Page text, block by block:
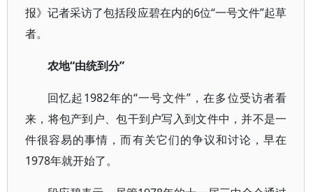
报》记者采访了包括段应碧在内的6位“一号文件”起草
者。
农地“由统到分”
回忆起1982年的“一号文件”，在多位受访者看
来，将包产到户、包干到户写入到文件中，并不是一
件很容易的事情，而有关它们的争议和讨论，早在
1978年就开始了。